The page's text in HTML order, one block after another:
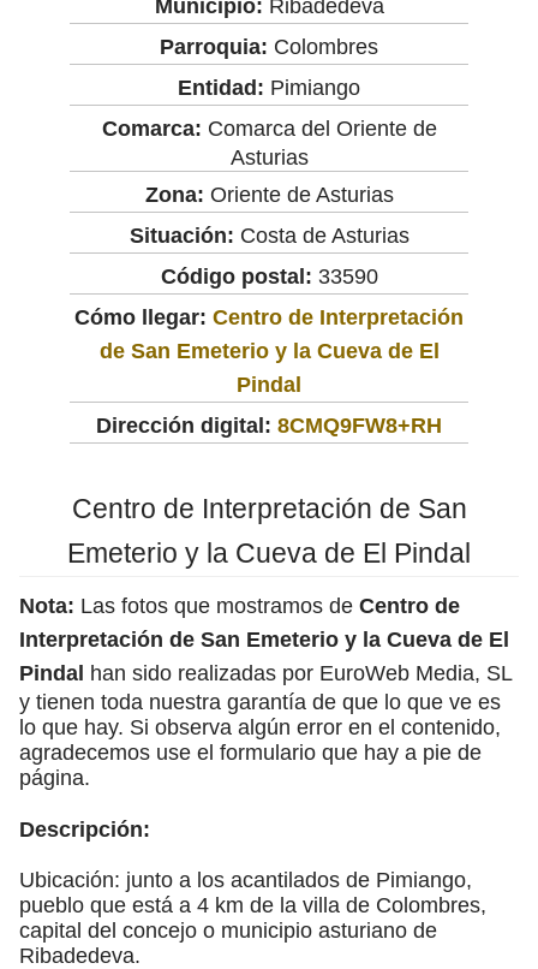
Municipio: Ribadedeva
Parroquia: Colombres
Entidad: Pimiango
Comarca: Comarca del Oriente de
Asturias
Zona: Oriente de Asturias
Situación: Costa de Asturias
Código postal: 33590
Cómo llegar: Centro de Interpretación
de San Emeterio y la Cueva de El
Pindal
Dirección digital: 8CMQ9FW8+RH
Centro de Interpretación de San
Emeterio y la Cueva de El Pindal
Nota: Las fotos que mostramos de Centro de
Interpretación de San Emeterio y la Cueva de El
Pindal han sido realizadas por EuroWeb Media, SL
y tienen toda nuestra garantía de que lo que ve es
lo que hay. Si observa algún error en el contenido,
agradecemos use el formulario que hay a pie de
página.
Descripción:
Ubicación: junto a los acantilados de Pimiango,
pueblo que está a 4 km de la villa de Colombres,
capital del concejo o municipio asturiano de
Ribadedeva.